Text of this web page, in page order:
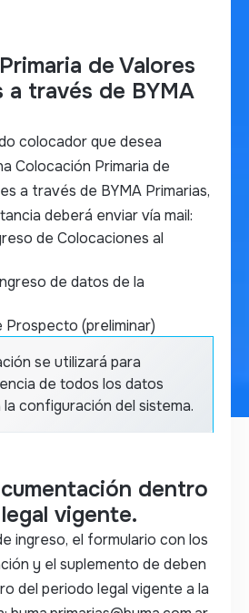
de Valores
a través de BYMA
colocador que desea
Colocación Primaria de
a través de BYMA Primarias,
deberá enviar vía mail:
de Colocaciones al
de datos de la
Prospecto (preliminar)
se utilizará para
de todos los datos
configuración del sistema.
dentro
vigente.
ingreso, el formulario con los
y el suplemento de deben
del periodo legal vigente a la